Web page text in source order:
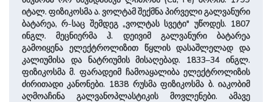
იტალ. ფიზიკოსმა ა. ვოლტამ შექმნა პირველი გალვანური
ბატარეა, რ-საც შემდეგ „ვოლტას სვეტი" უწოდეს. 1807
ინგლ. მეცნიერმა ჰ. დეივიმ გალვანური ბატარეა
გამოიყენა ელექტროლიზით წყლის დასაშლელად და
კალიუმისა და ნატრიუმის მისაღებად. 1833–34 ინგლ.
ფიზიკოსმა მ. ფარადეიმ ჩამოაყალიბა ელექტროლიზის
ძირითადი კანონები. 1838 რუსმა ფიზიკოსმა ბ. იაკობიმ
აღმოაჩინა გალვანოპლასტიკის მოვლენები. ამავე